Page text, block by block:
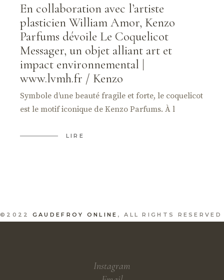
En collaboration avec l’artiste
plasticien William Amor, Kenzo
Parfums dévoile Le Coquelicot
Messager, un objet alliant art et
impact environnemental |
www.lvmh.fr / Kenzo
Symbole d’une beauté fragile et forte, le coquelicot
est le motif iconique de Kenzo Parfums. À l
LIRE
©2022 GAUDEFROY ONLINE , ALL RIGHTS RESERVED
Instagram